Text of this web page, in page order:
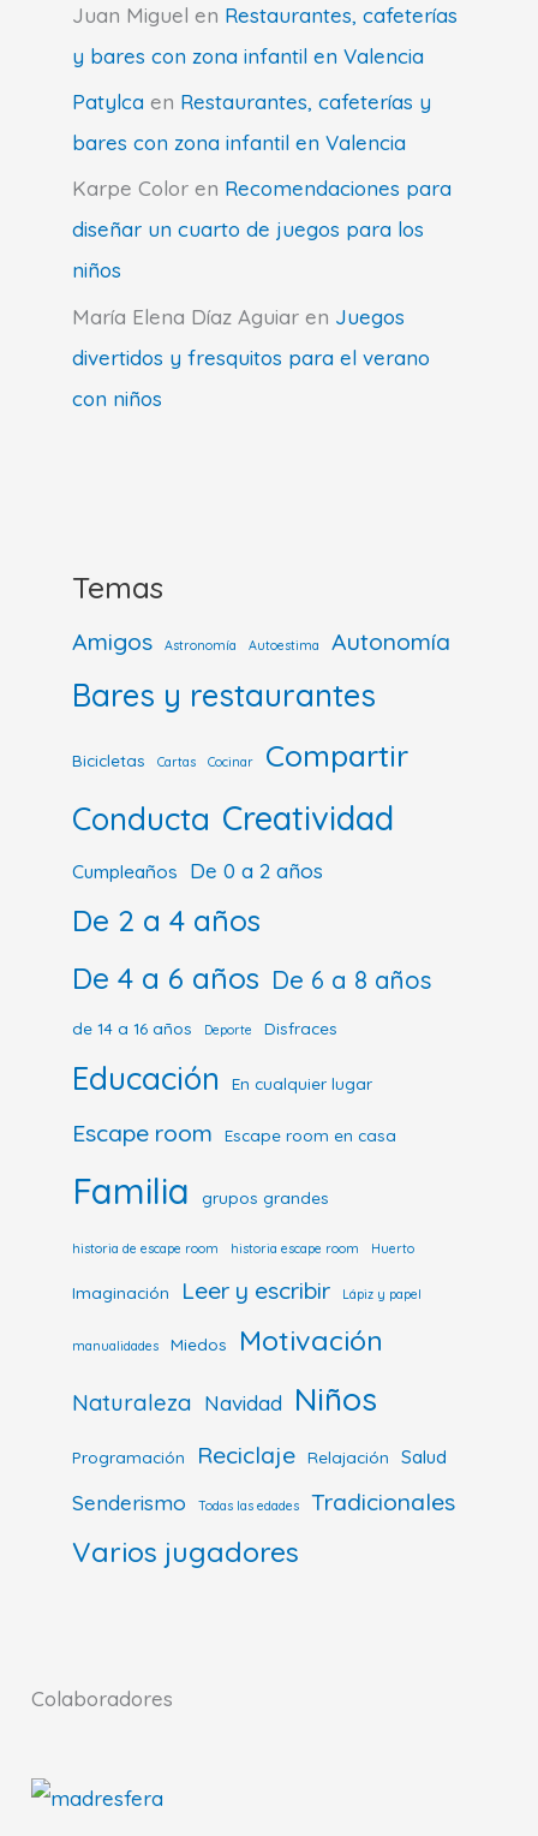
Juan Miguel en Restaurantes, cafeterías
y bares con zona infantil en Valencia
Patylca en Restaurantes, cafeterías y
bares con zona infantil en Valencia
Karpe Color en Recomendaciones para
diseñar un cuarto de juegos para los
niños
María Elena Díaz Aguiar en Juegos
divertidos y fresquitos para el verano
con niños
Temas
Amigos Astronomía Autoestima Autonomía
Bares y restaurantes
Bicicletas Cartas Cocinar Compartir
Conducta Creatividad
Cumpleaños De 0 a 2 años
De 2 a 4 años
De 4 a 6 años De 6 a 8 años
de 14 a 16 años Deporte Disfraces
Educación En cualquier lugar
Escape room Escape room en casa
Familia grupos grandes
historia de escape room historia escape room Huerto
Imaginación Leer y escribir Lápiz y papel
manualidades Miedos Motivación
Naturaleza Navidad Niños
Programación Reciclaje Relajación Salud
Senderismo Todas las edades Tradicionales
Varios jugadores
Colaboradores